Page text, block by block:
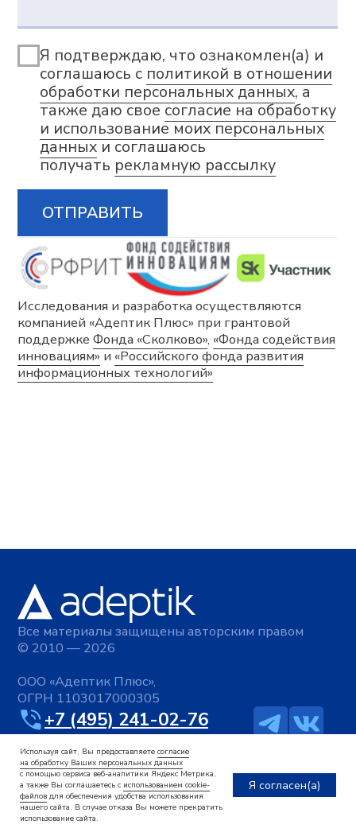
Используя сайт, Вы предоставляете согласие
на обработку Ваших персональных данных
с помощью сервиса веб-аналитики Яндекс Метрика,
а также Вы соглашаетесь с использованием cookie-
файлов для обеспечения удобства использования
нашего сайта. В случае отказа Вы можете прекратить
использование сайта.
Я согласен(а)